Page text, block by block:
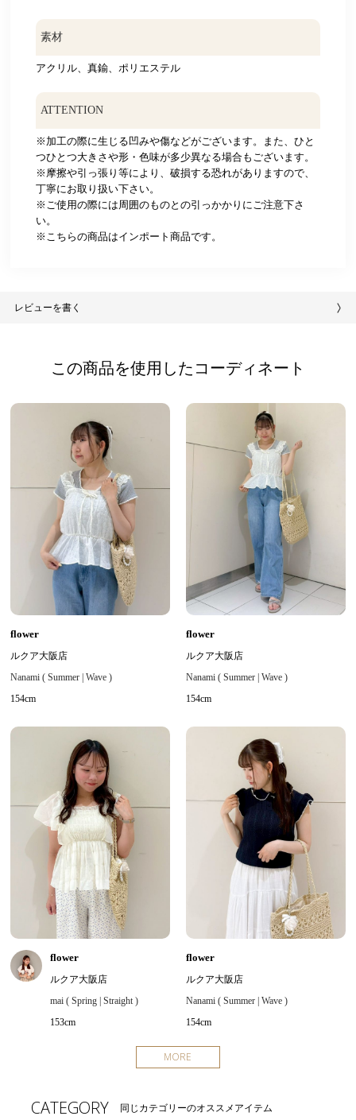
素材
アクリル、真鍮、ポリエステル
ATTENTION
※加工の際に生じる凹みや傷などがございます。また、ひと
つひとつ大きさや形・色味が多少異なる場合もございます。
※摩擦や引っ張り等により、破損する恐れがありますので、
丁寧にお取り扱い下さい。
※ご使用の際には周囲のものとの引っかかりにご注意下さ
い。
※こちらの商品はインポート商品です。
レビューを書く
この商品を使用したコーディネート
flower
ルクア大阪店
Nanami ( Summer | Wave )
154cm
flower
ルクア大阪店
Nanami ( Summer | Wave )
154cm
flower
ルクア大阪店
mai ( Spring | Straight )
153cm
flower
ルクア大阪店
Nanami ( Summer | Wave )
154cm
MORE
CATEGORY 同じカテゴリーのオススメアイテム